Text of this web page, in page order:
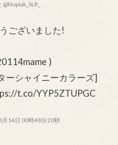
ございました!
)
ーシャイニーカラーズ]
t.co/YYP5ZTUPGC
月14日 00時48分20秒